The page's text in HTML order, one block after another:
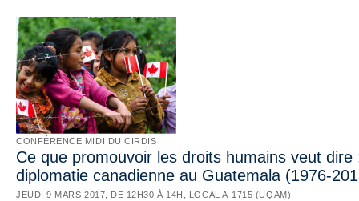
CONFÉRENCE MIDI DU CIRDIS
Ce que promouvoir les droits humains veut
diplomatie canadienne au Guatemala (1976-
JEUDI 9 MARS 2017, DE 12H30 À 14H, LOCAL A-1715 (UQAM)